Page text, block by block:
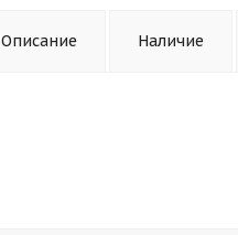
Описание Наличие